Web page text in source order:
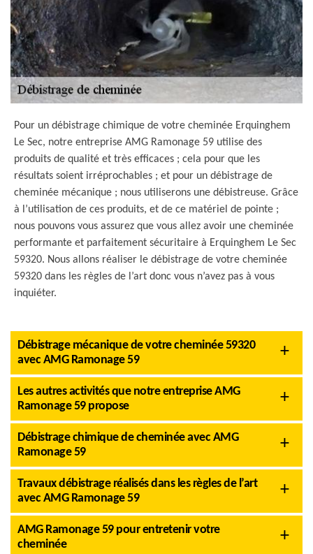
Pour un débistrage chimique de votre cheminée Erquinghem
Le Sec, notre entreprise AMG Ramonage 59 utilise des
produits de qualité et très efficaces ; cela pour que les
résultats soient irréprochables ; et pour un débistrage de
cheminée mécanique ; nous utiliserons une débistreuse. Grâce
à l’utilisation de ces produits, et de ce matériel de pointe ;
nous pouvons vous assurez que vous allez avoir une cheminée
performante et parfaitement sécuritaire à Erquinghem Le Sec
59320. Nous allons réaliser le débistrage de votre cheminée
59320 dans les règles de l’art donc vous n’avez pas à vous
inquiéter.
Débistrage mécanique de votre cheminée 59320
avec AMG Ramonage 59
Les autres activités que notre entreprise AMG
Ramonage 59 propose
Débistrage chimique de cheminée avec AMG
Ramonage 59
Travaux débistrage réalisés dans les règles de l’art
avec AMG Ramonage 59
AMG Ramonage 59 pour entretenir votre
cheminée